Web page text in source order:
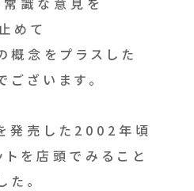
めて
概念をプラスした
ざいます。
発売した2002年頃
を店頭でみること
。